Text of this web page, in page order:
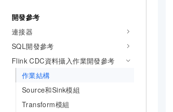
開發參考
連接器
SQL開發參考
Flink CDC資料攝入作業開發參考
作業結構
Source和Sink模組
Transform模組